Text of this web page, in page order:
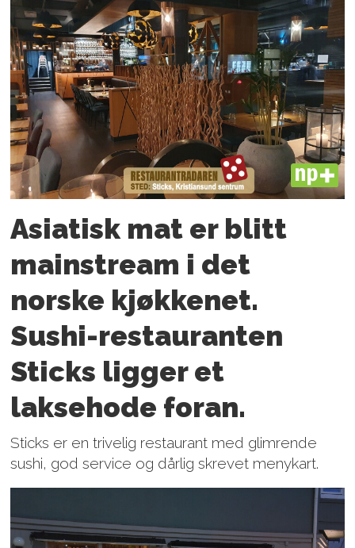
PLUS
Asiatisk mat er blitt
mainstream i det
norske kjøkkenet.
Sushi-restauranten
Sticks ligger et
laksehode foran.
Sticks er en trivelig restaurant med glimrende
sushi, god service og dårlig skrevet menykart.